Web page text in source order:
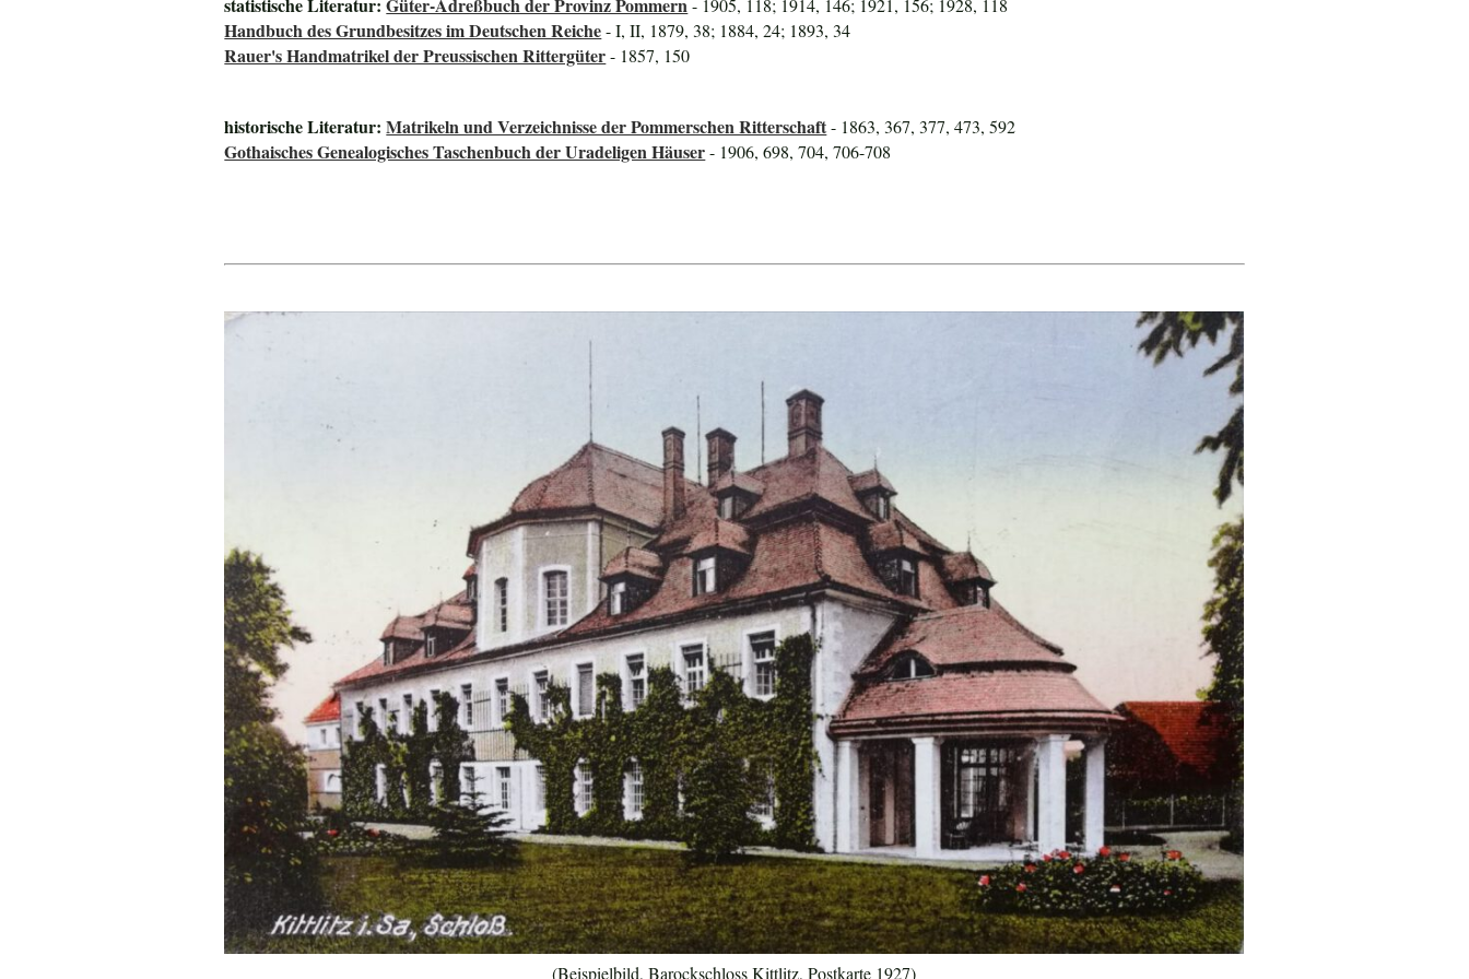
statistische Literatur:Güter-Adreßbuch der Provinz Pommern- 1905, 118; 1914, 146; 1921, 156; 1928, 118
Handbuch des Grundbesitzes im Deutschen Reiche- I, II, 1879, 38; 1884, 24; 1893, 34
Rauer's Handmatrikel der Preussischen Rittergüter- 1857, 150
historische Literatur:Matrikeln und Verzeichnisse der Pommerschen Ritterschaft- 1863, 367, 377, 473, 592
Gothaisches Genealogisches Taschenbuch der Uradeligen Häuser- 1906, 698, 704, 706-708
(Beispielbild, Barockschloss Kittlitz, Postkarte 1927)